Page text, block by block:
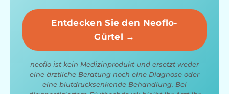
Entdecken Sie den Neoflo-
Gürtel →
neoflo ist kein Medizinprodukt und ersetzt weder
eine ärztliche Beratung noch eine Diagnose oder
eine blutdrucksenkende Behandlung. Bei